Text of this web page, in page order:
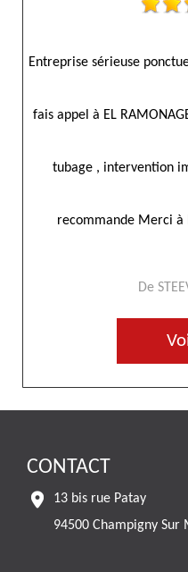
Ramonage parfait avec
CONTACT
13 bis rue Patay
94500 Champigny Sur